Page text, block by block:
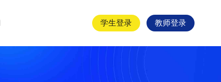
学生登录 教师登录